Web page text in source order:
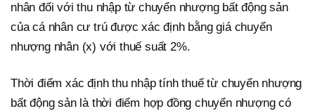
nhân đối với thu nhập từ chuyển nhượng bất động sản
của cá nhân cư trú được xác định bằng giá chuyển
nhượng nhân (x) với thuế suất 2%.
Thời điểm xác định thu nhập tính thuế từ chuyển nhượng
bất động sản là thời điểm hợp đồng chuyển nhượng có